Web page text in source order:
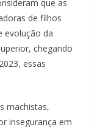
que as
de filhos
evolução da
chegando
essas
machistas,
insegurança em